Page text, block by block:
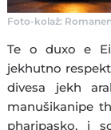
Foto-kolaž:
Te o duxo e
jekhutno
divesa jekh
manušikanipe
pharipasko, i